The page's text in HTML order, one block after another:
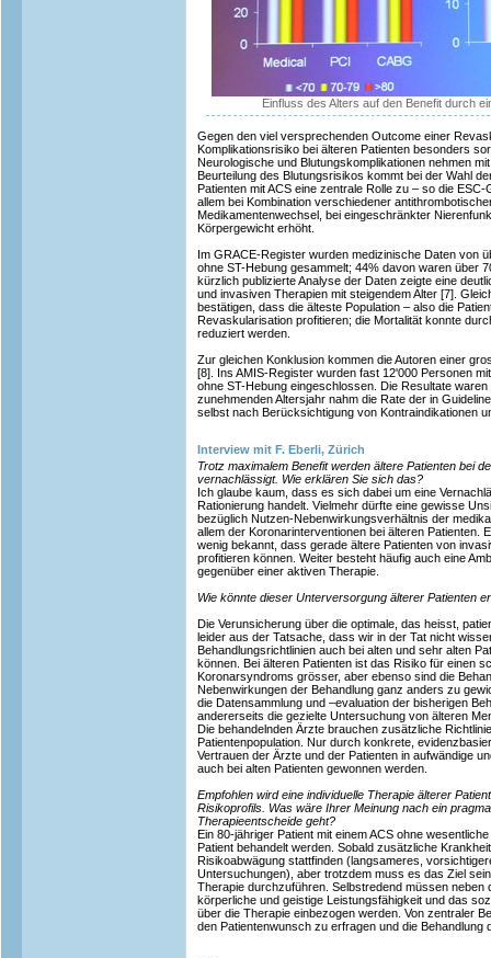
Einfluss des Alters auf den Benefit durch
Gegen den viel versprechenden Outcome einer
Komplikationsrisiko bei älteren Patienten besonders
Neurologische und Blutungskomplikationen nehmen
Beurteilung des Blutungsrisikos kommt bei der Wahl
Patienten mit ACS eine zentrale Rolle zu – so die
allem bei Kombination verschiedener
Medikamentenwechsel, bei eingeschränkter
Körpergewicht erhöht.
Im GRACE-Register wurden medizinische Daten von
ohne ST-Hebung gesammelt; 44% davon waren über
kürzlich publizierte Analyse der Daten zeigte eine
und invasiven Therapien mit steigendem Alter [7].
bestätigen, dass die älteste Population – also die
Revaskularisation profitieren; die Mortalität konnte
reduziert werden.
Zur gleichen Konklusion kommen die Autoren einer
[8]. Ins AMIS-Register wurden fast 12'000 Personen
ohne ST-Hebung eingeschlossen. Die Resultate
zunehmenden Altersjahr nahm die Rate der in
selbst nach Berücksichtigung von Kontraindikationen
Interview mit F. Eberli, Zürich
Trotz maximalem Benefit werden ältere Patienten bei
vernachlässigt. Wie erklären Sie sich das?
Ich glaube kaum, dass es sich dabei um eine
Rationierung handelt. Vielmehr dürfte eine gewisse
bezüglich Nutzen-Nebenwirkungsverhältnis der
allem der Koronarinterventionen bei älteren Patienten.
wenig bekannt, dass gerade ältere Patienten von
profitieren können. Weiter besteht häufig auch eine
gegenüber einer aktiven Therapie.
Wie könnte dieser Unterversorgung älterer Patienten
Die Verunsicherung über die optimale, das heisst,
leider aus der Tatsache, dass wir in der Tat nicht
Behandlungsrichtlinien auch bei alten und sehr alten
können. Bei älteren Patienten ist das Risiko für einen
Koronarsyndroms grösser, aber ebenso sind die
Nebenwirkungen der Behandlung ganz anders zu
die Datensammlung und –evaluation der bisherigen
andererseits die gezielte Untersuchung von älteren
Die behandelnden Ärzte brauchen zusätzliche
Patientenpopulation. Nur durch konkrete,
Vertrauen der Ärzte und der Patienten in aufwändige
auch bei alten Patienten gewonnen werden.
Empfohlen wird eine individuelle Therapie älterer
Risikoprofils. Was wäre Ihrer Meinung nach ein
Therapieentscheide geht?
Ein 80-jähriger Patient mit einem ACS ohne
Patient behandelt werden. Sobald zusätzliche
Risikoabwägung stattfinden (langsameres,
Untersuchungen), aber trotzdem muss es das Ziel
Therapie durchzuführen. Selbstredend müssen neben
körperliche und geistige Leistungsfähigkeit und das
über die Therapie einbezogen werden. Von zentraler
den Patientenwunsch zu erfragen und die Behandlung